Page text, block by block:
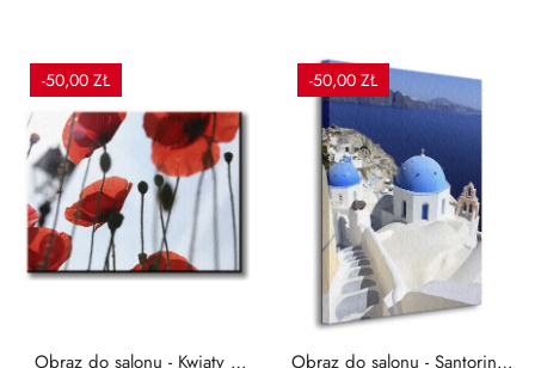
-50,00 ZŁ
Obraz do salonu - Kwiaty -
-50,00 ZŁ
Obraz do salonu - Santorini -